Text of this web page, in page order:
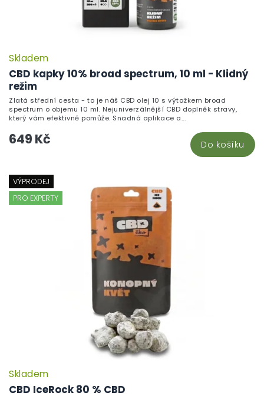
CBD kapky 10% broad spectrum, 10 ml - Klidný
režim
Skladem
649 Kč Do košíku
Zlatá střední cesta - to je náš CBD olej 10 s výtažkem broad
spectrum o objemu 10 ml. Nejuniverzálnější CBD doplněk stravy,
který vám efektivně pomůže. Snadná aplikace a...
VÝPRODEJ
PRO EXPERTY
CBD IceRock 80 % CBD
Skladem